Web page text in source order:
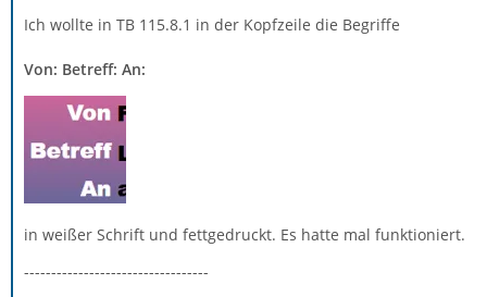
Ich wollte in TB 115.8.1 in der Kopfzeile die Begriffe
Von: Betreff: An:
in weißer Schrift und fettgedruckt. Es hatte mal funktioniert.
----------------------------------